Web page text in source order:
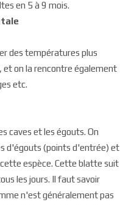
en 5 à 9 mois.
des températures plus
et on la rencontre également
etc.
caves et les égouts. On
d'égouts (points d'entrée) et
espèce. Cette blatte suit
les jours. Il faut savoir
n'est généralement pas